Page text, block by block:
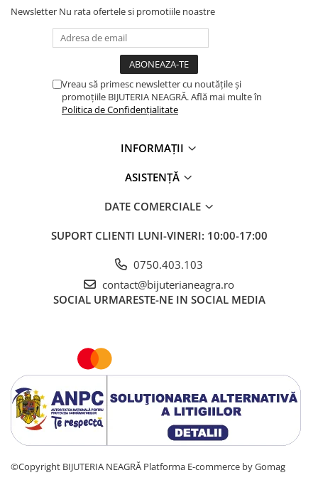
Newsletter Nu rata ofertele si promotiile noastre
Vreau să primesc newsletter cu noutățile și
promoțiile BIJUTERIA NEAGRĂ. Află mai multe în
Politica de Confidențialitate
INFORMAȚII
ASISTENȚĂ
DATE COMERCIALE
SUPORT CLIENTI LUNI-VINERI: 10:00-17:00
0750.403.103
contact@bijuterianeagra.ro
SOCIAL URMARESTE-NE IN SOCIAL MEDIA
©Copyright BIJUTERIA NEAGRĂ Platforma E-commerce by Gomag